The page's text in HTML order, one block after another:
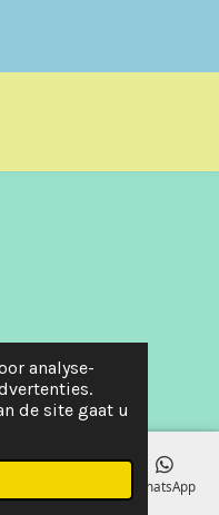
analyse-
de site gaat u
WhatsApp